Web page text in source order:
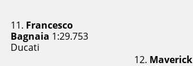
11. Francesco
Bagnaia 1:29.753
Ducati
12. Maverick